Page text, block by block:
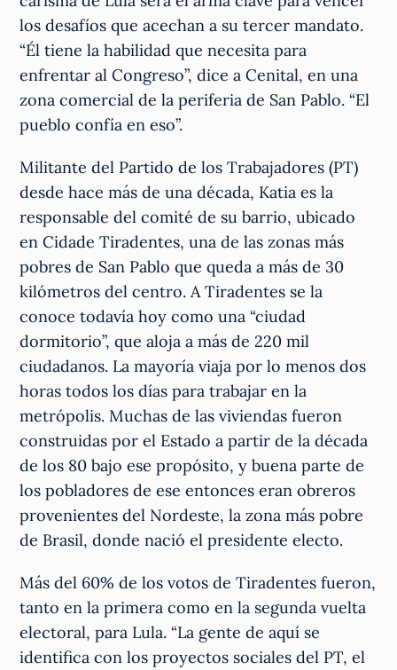
los desafíos que acechan a su tercer mandato.
“Él tiene la habilidad que necesita para
enfrentar al Congreso”, dice a Cenital, en una
zona comercial de la periferia de San Pablo. “El
pueblo confía en eso”.
Militante del Partido de los Trabajadores (PT)
desde hace más de una década, Katia es la
responsable del comité de su barrio, ubicado
en Cidade Tiradentes, una de las zonas más
pobres de San Pablo que queda a más de 30
kilómetros del centro. A Tiradentes se la
conoce todavía hoy como una “ciudad
dormitorio”, que aloja a más de 220 mil
ciudadanos. La mayoría viaja por lo menos dos
horas todos los días para trabajar en la
metrópolis. Muchas de las viviendas fueron
construidas por el Estado a partir de la década
de los 80 bajo ese propósito, y buena parte de
los pobladores de ese entonces eran obreros
provenientes del Nordeste, la zona más pobre
de Brasil, donde nació el presidente electo.
Más del 60% de los votos de Tiradentes fueron,
tanto en la primera como en la segunda vuelta
electoral, para Lula. “La gente de aquí se
identifica con los proyectos sociales del PT, el